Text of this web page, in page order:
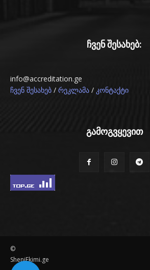
ჩვენ შესახებ:
info@accreditation.ge
ჩვენ შესახებ / რეკლამა / კონტაქტი
გამოგვყევით
©
SheniEkimi.ge